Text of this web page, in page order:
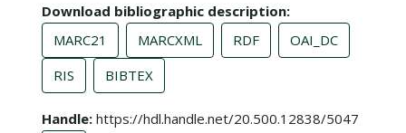
Download bibliographic description
MARC21
MARCXML RDF
OAI_DC
RIS
BIBTEX
Handle https://hdl.handle.net/20.500.12838/5047